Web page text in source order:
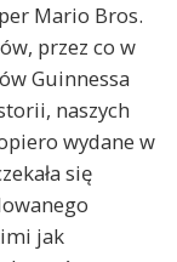
Mario Bros.
przez co w
Guinnessa
naszych
wydane w
się
jak